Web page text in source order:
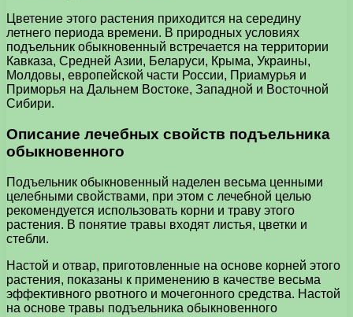
Цветение этого растения приходится на середину
летнего периода времени. В природных условиях
подъельник обыкновенный встречается на территории
Кавказа, Средней Азии, Беларуси, Крыма, Украины,
Молдовы, европейской части России, Приамурья и
Приморья на Дальнем Востоке, Западной и Восточной
Сибири.
Описание лечебных свойств подъельника
обыкновенного
Подъельник обыкновенный наделен весьма ценными
целебными свойствами, при этом с лечебной целью
рекомендуется использовать корни и траву этого
растения. В понятие травы входят листья, цветки и
стебли.
Настой и отвар, приготовленные на основе корней этого
растения, показаны к применению в качестве весьма
эффективного рвотного и мочегонного средства. Настой
на основе травы подъельника обыкновенного